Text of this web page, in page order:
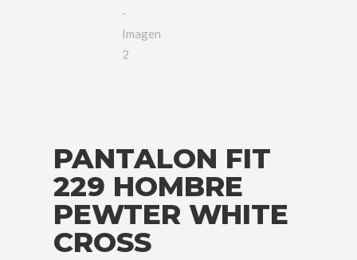
PANTALON FIT
229 HOMBRE
PEWTER WHITE
CROSS